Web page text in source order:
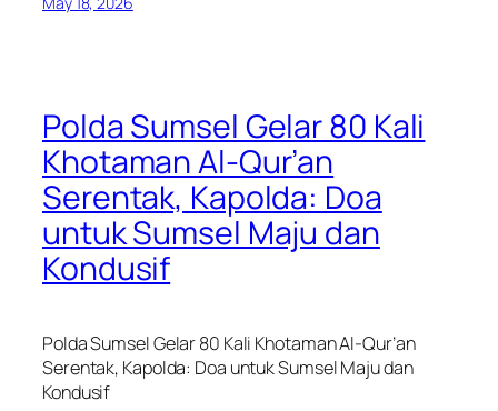
Polda Sumsel Gelar 80 Kali
Khotaman Al-Qur’an
Serentak, Kapolda: Doa
untuk Sumsel Maju dan
Kondusif
Polda Sumsel Gelar 80 Kali Khotaman Al-Qur’an
Serentak, Kapolda: Doa untuk Sumsel Maju dan
Kondusif